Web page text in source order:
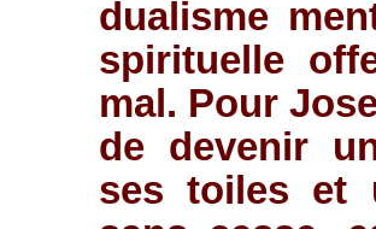
dualisme
spirituelle
mal. Pour
de devenir
ses toiles et